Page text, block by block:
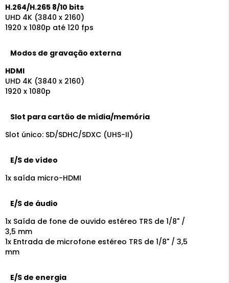
H.264/H.265 8/10 bits
UHD 4K (3840 x 2160)
1920 x 1080p até 120 fps
Modos de gravação externa
HDMI
UHD 4K (3840 x 2160)
1920 x 1080p
Slot para cartão de mídia/memória
Slot único: SD/SDHC/SDXC (UHS-II)
E/S de vídeo
1x saída micro-HDMI
E/S de áudio
1x Saída de fone de ouvido estéreo TRS de 1/8" /
3,5 mm
1x Entrada de microfone estéreo TRS de 1/8" / 3,5
mm
E/S de energia